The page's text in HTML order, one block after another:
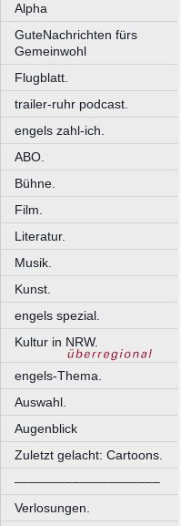
Alpha
GuteNachrichten fürs
Gemeinwohl
Flugblatt.
trailer-ruhr podcast.
engels zahl-ich.
ABO.
Bühne.
Film.
Literatur.
Musik.
Kunst.
engels spezial.
Kultur in NRW.
engels-Thema.
Auswahl.
Augenblick
Zuletzt gelacht: Cartoons.
––––––––––––––––––––
Verlosungen.